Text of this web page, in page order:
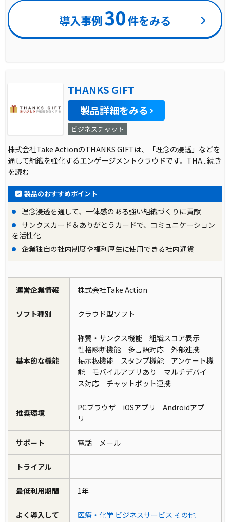
導入事例 30件をみる
THANKS GIFT
製品詳細をみる
ビジネスチャット
株式会社Take ActionのTHANKS GIFTは、「理念の浸透」などを
通して組織を強化するエンゲージメントクラウドです。THA...続き
を読む
製品のおすすめポイント
理念浸透を通して、一体感のある強い組織づくりに貢献
サンクスカード＆ありがとうカードで、コミュニケーション
を活性化
企業独自の社内制度や福利厚生に使用できる社内通貨
運営企業情報 株式会社Take Action
ソフト種別 クラウド型ソフト
基本的な機能
称賛・サンクス機能 組織スコア表示
性格診断機能 多言語対応 外部連携
掲示板機能 スタンプ機能 アンケート機
能 モバイルアプリあり マルチデバイ
ス対応 チャットボット連携
推奨環境
PCブラウザ iOSアプリ Androidアプ
リ
サポート 電話 メール
トライアル
最低利用期間 1年
よく導入して
医療・化学 ビジネスサービス その他